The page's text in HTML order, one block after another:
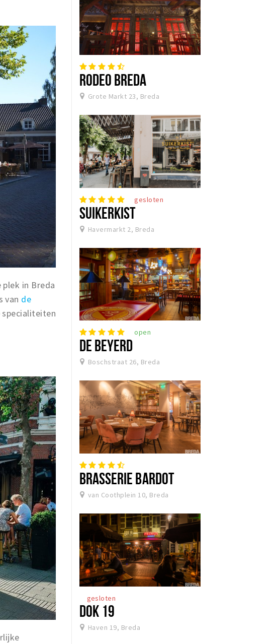
in Breda
van de
specialiteiten
RODEO BREDA
Grote Markt 23, Breda
gesloten
SUIKERKIST
Havermarkt 2, Breda
open
DE BEYERD
Boschstraat 26, Breda
BRASSERIE BARDOT
van Coothplein 10, Breda
gesloten
DOK 19
Haven 19, Breda